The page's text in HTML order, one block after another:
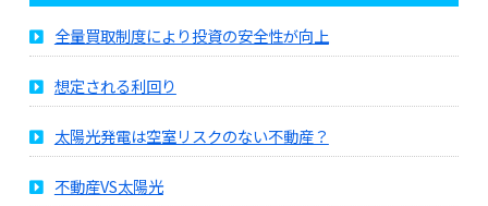
全量買取制度により投資の安全性が向上
想定される利回り
太陽光発電は空室リスクのない不動産？
不動産VS太陽光